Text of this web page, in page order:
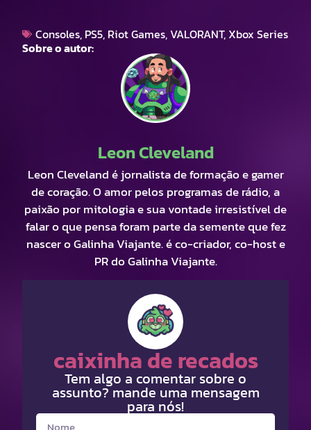
Consoles, PS5, Riot Games,VALORANT, Xbox Series
Sobre o autor:
Leon Cleveland
Leon Cleveland é jornalista de formação e gamer
de coração. O amor pelos programas de rádio, a
paixão por mitologia e sua vontade irresistível de
falar o que pensa foram parte da semente que fez
nascer o Galinha Viajante. é co-criador, co-host e
PR do Galinha Viajante.
caixinha de recados
Tem algo a comentar sobre o
assunto? mande uma mensagem
para nós!